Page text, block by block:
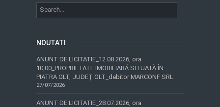
NOUTATI
ANUNT DE LICITATIE_12.08.2026, ora
10,00_PROPRIETATE IMOBILIARĂ SITUATĂ ÎN
PIATRA OLT, JUDEȚ OLT_debitor MARCONF SRL
27/07/2026
ANUNT DE LICITATIE_28.07.2026, ora